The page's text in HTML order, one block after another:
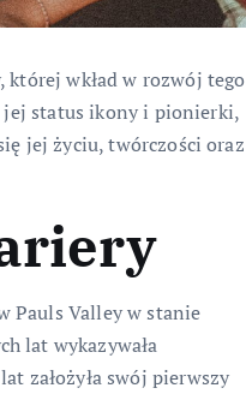
której wkład w rozwój tego
jej status ikony i pionierki,
jej życiu, twórczości oraz
Pauls Valley w stanie
lat wykazywała
założyła swój pierwszy